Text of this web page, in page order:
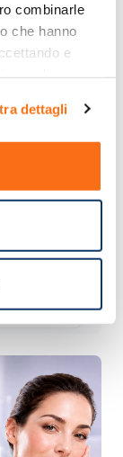
combinarle
che hanno
e
dettagli
Farmaci per
mal di gola